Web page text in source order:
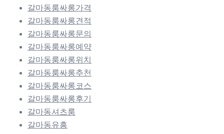
갈마동룸싸롱가격
갈마동룸싸롱견적
갈마동룸싸롱문의
갈마동룸싸롱예약
갈마동룸싸롱위치
갈마동룸싸롱추천
갈마동룸싸롱코스
갈마동룸싸롱후기
갈마동셔츠룸
갈마동유흥